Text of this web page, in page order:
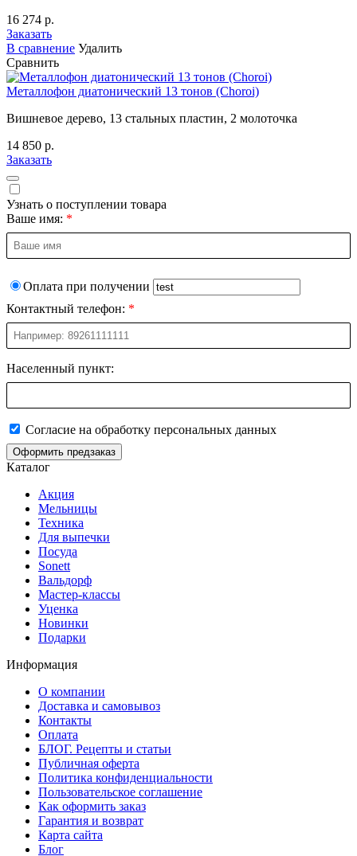
16 274 р.
Заказать
В сравнение Удалить
Сравнить
Металлофон диатонический 13 тонов (Choroi)
Вишневое дерево, 13 стальных пластин, 2 молоточка
14 850 р.
Заказать
Узнать о поступлении товара
Ваше имя:
Оплата при получении
Контактный телефон:
Населенный пункт:
Согласие на обработку персональных данных
Оформить предзаказ
Каталог
Акция
Мельницы
Техника
Для выпечки
Посуда
Sonett
Вальдорф
Мастер-классы
Уценка
Новинки
Подарки
Информация
О компании
Доставка и самовывоз
Контакты
Оплата
БЛОГ. Рецепты и статьи
Публичная оферта
Политика конфиденциальности
Пользовательское соглашение
Как оформить заказ
Гарантия и возврат
Карта сайта
Блог